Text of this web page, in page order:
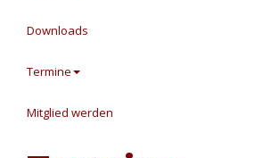
Downloads
Termine
Mitglied werden